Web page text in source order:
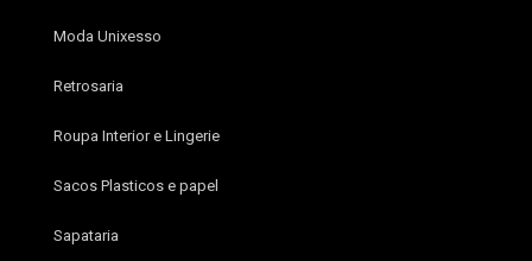
Moda Unixesso
Retrosaria
Roupa Interior e Lingerie
Sacos Plasticos e papel
Sapataria